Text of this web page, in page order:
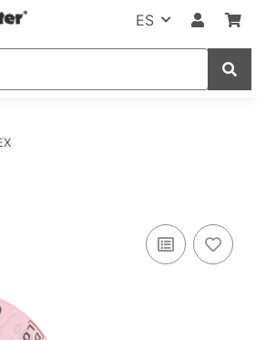
ES